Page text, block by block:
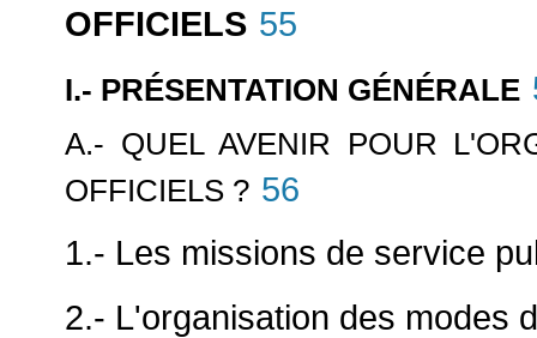
OFFICIELS 55
I.- PRÉSENTATION GÉNÉRALE
A.- QUEL AVENIR POUR
OFFICIELS ? 56
1.- Les missions de service
2.- L'organisation des modes